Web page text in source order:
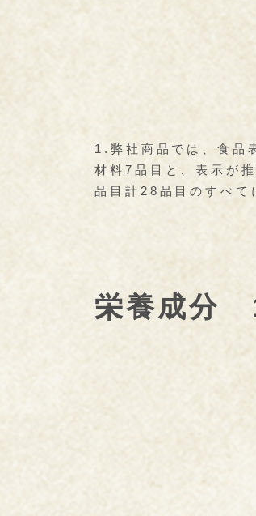
1.弊社商品では、食品
材料7品目と、表示が
品目計28品目のすべて
栄養成分